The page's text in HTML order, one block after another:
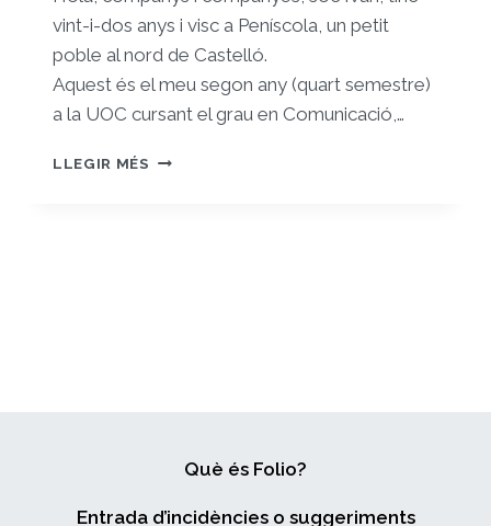
vint-i-dos anys i visc a Peníscola, un petit
poble al nord de Castelló.
Aquest és el meu segon any (quart semestre)
a la UOC cursant el grau en Comunicació,…
LLEGIR MÉS PRESENTACIÓ
Què és Folio?
Entrada d’incidències o suggeriments